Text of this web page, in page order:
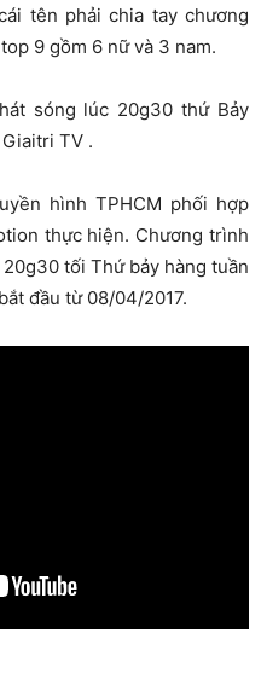
tên phải chia tay chương
9 gồm 6 nữ và 3 nam.
sóng lúc 20g30 thứ Bảy
TV .
hình TPHCM phối hợp
thực hiện. Chương trình
tối Thứ bảy hàng tuần
đầu từ 08/04/2017.